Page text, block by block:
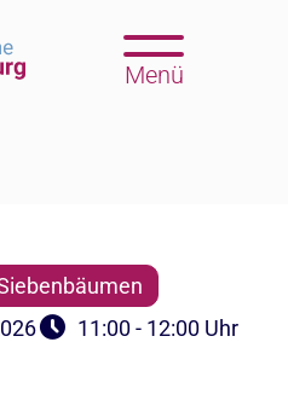
Menü
11:00 - 12:00 Uhr